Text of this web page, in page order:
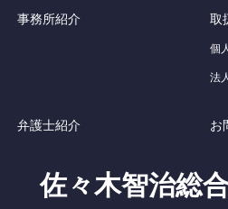
事務所紹介 取
個
法
弁護士紹介 お
佐々木智治総